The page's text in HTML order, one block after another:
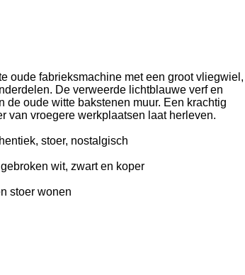
oude fabrieksmachine met een groot vliegwiel,
De verweerde lichtblauwe verf en
de oude witte bakstenen muur. Een krachtig
van vroegere werkplaatsen laat herleven.
stoer, nostalgisch
wit, zwart en koper
stoer wonen